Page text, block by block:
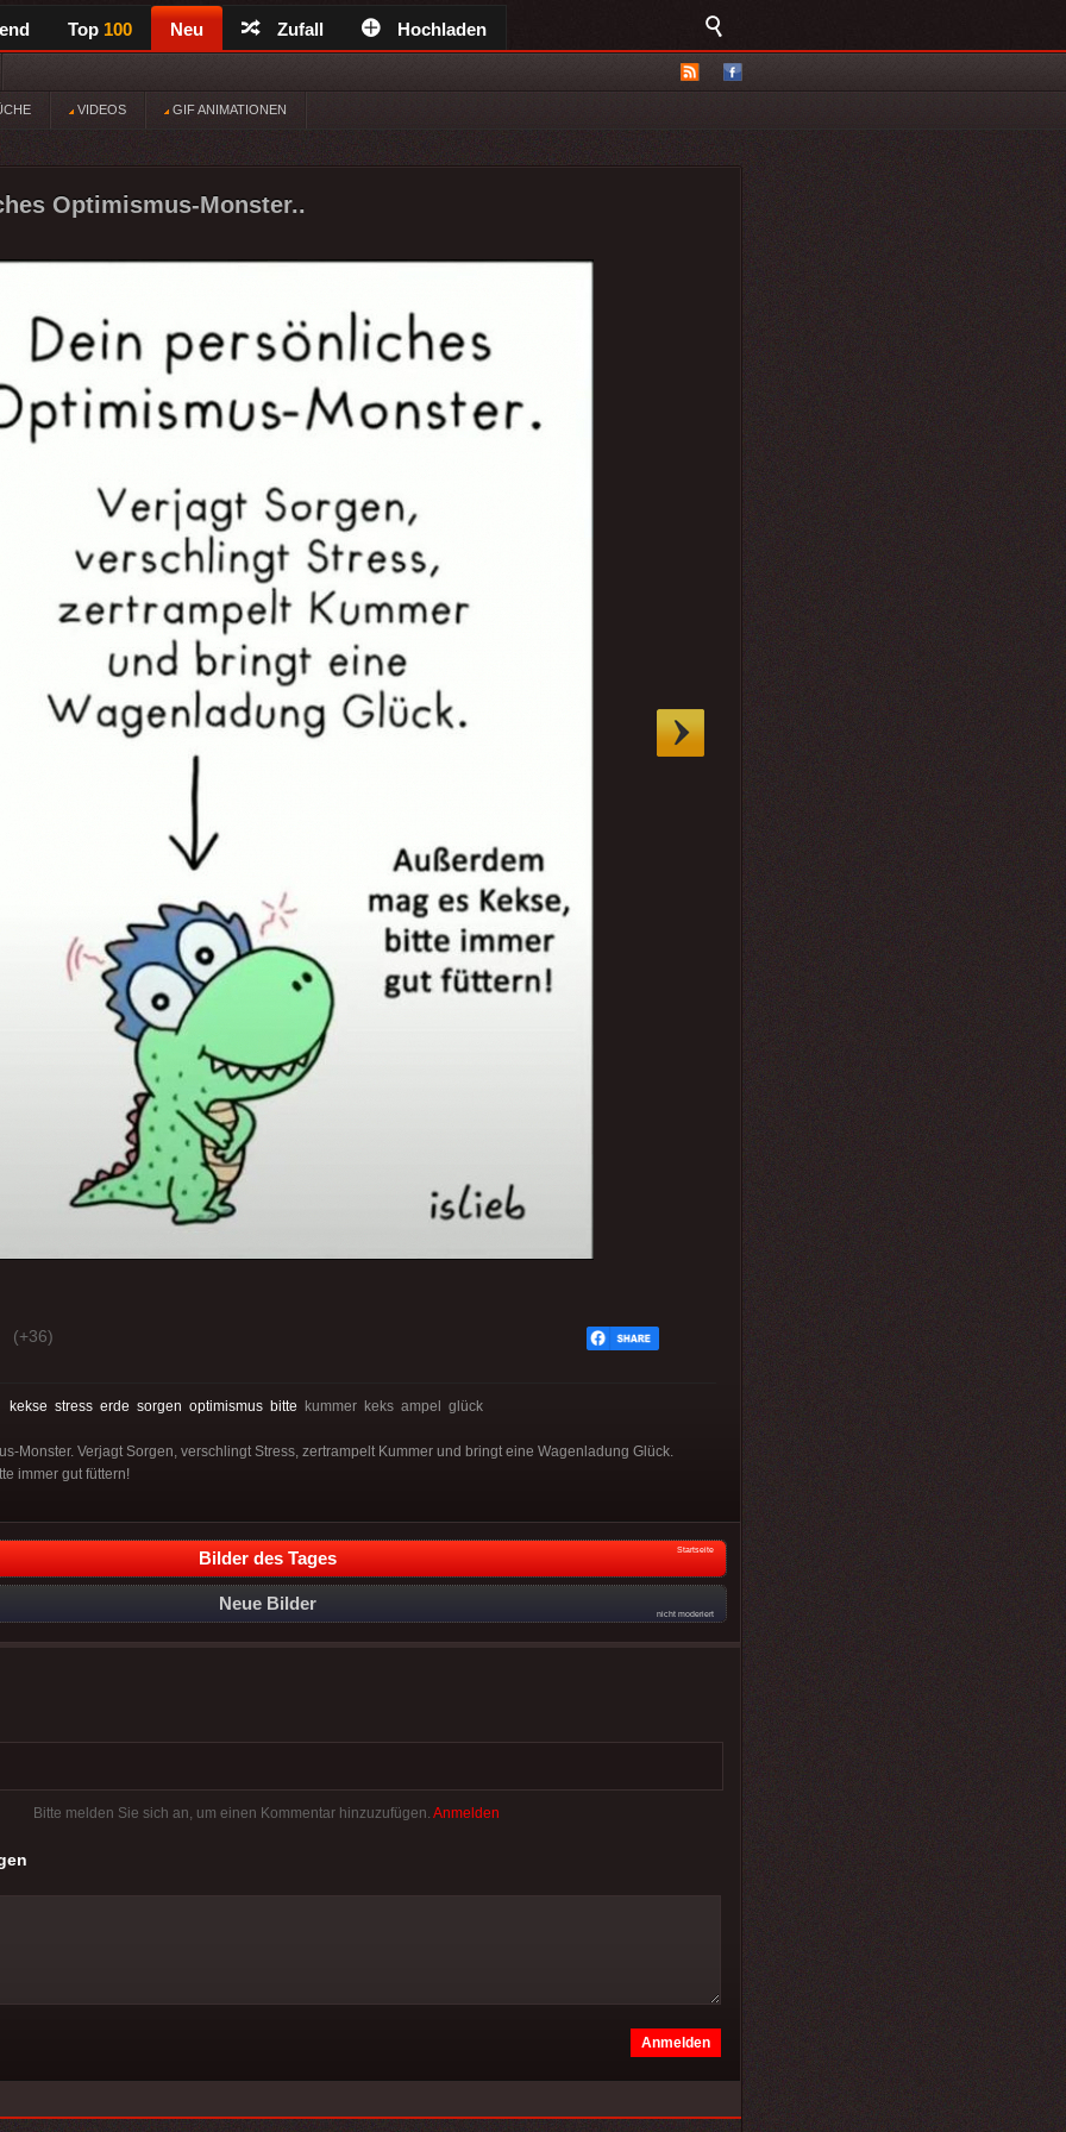
Top 100 Neu Zufall Hochladen
VIDEOS GIF ANIMATIONEN
Optimismus-Monster..
(+36)
kekse stress erde sorgen optimismus bitte kummer keks ampel glück
Monster. Verjagt Sorgen, verschlingt Stress, zertrampelt Kummer und bringt eine Wagenladung Glück.
immer gut füttern!
Bilder des Tages Startseite
Neue Bilder
nicht moderiert
Bitte melden Sie sich an, um einen Kommentar hinzuzufügen. Anmelden